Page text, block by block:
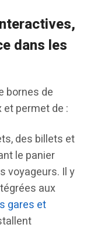
dans les
bornes de
permet de :
des billets et
le panier
voyageurs. Il y
aux
gares et